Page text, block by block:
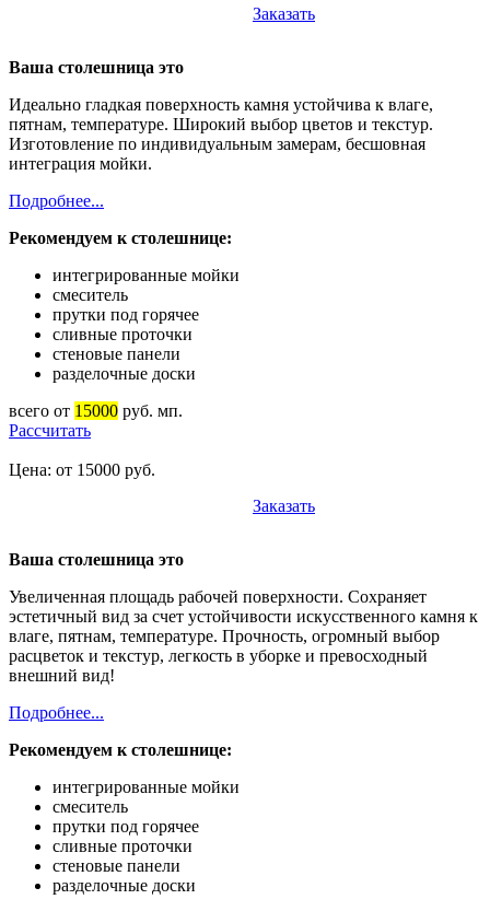
Заказать
Ваша столешница это
Идеально гладкая поверхность камня устойчива к влаге,
пятнам, температуре. Широкий выбор цветов и текстур.
Изготовление по индивидуальным замерам, бесшовная
интеграция мойки.
Подробнее...
Рекомендуем к столешнице:
интегрированные мойки
смеситель
прутки под горячее
сливные проточки
стеновые панели
разделочные доски
всего от 15000 руб. мп.
Рассчитать
Цена: от 15000 руб.
Заказать
Ваша столешница это
Увеличенная площадь рабочей поверхности. Сохраняет
эстетичный вид за счет устойчивости искусственного камня к
влаге, пятнам, температуре. Прочность, огромный выбор
расцветок и текстур, легкость в уборке и превосходный
внешний вид!
Подробнее...
Рекомендуем к столешнице:
интегрированные мойки
смеситель
прутки под горячее
сливные проточки
стеновые панели
разделочные доски